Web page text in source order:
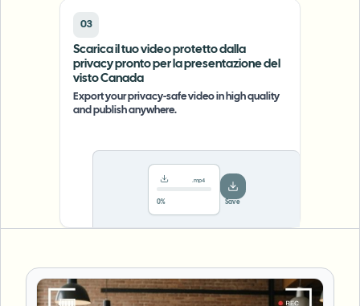
03
Scarica il tuo video protetto dalla
privacy pronto per la presentazione del
visto Canada
Export your privacy-safe video in high quality
and publish anywhere.
.mp4
78% ···